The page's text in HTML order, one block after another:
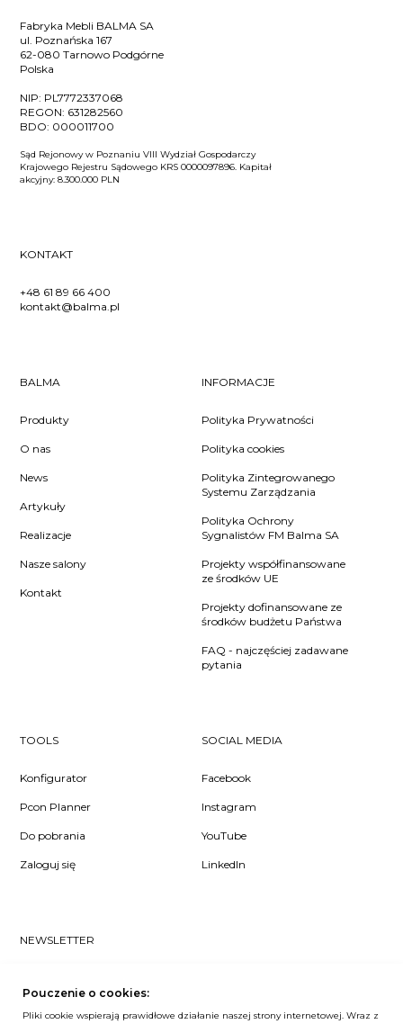
Fabryka Mebli BALMA SA
ul. Poznańska 167
62-080 Tarnowo Podgórne
Polska
NIP: PL7772337068
REGON: 631282560
BDO: 000011700
Sąd Rejonowy w Poznaniu VIII Wydział Gospodarczy
Krajowego Rejestru Sądowego KRS 0000097896. Kapitał
akcyjny: 8.300.000 PLN
KONTAKT
+48 61 89 66 400
kontakt@balma.pl
BALMA
Produkty
O nas
News
Artykuły
Realizacje
Nasze salony
Kontakt
INFORMACJE
Polityka Prywatności
Polityka cookies
Polityka Zintegrowanego
Systemu Zarządzania
Polityka Ochrony
Sygnalistów FM Balma SA
Projekty współfinansowane
ze środków UE
Projekty dofinansowane ze
środków budżetu Państwa
FAQ - najczęściej zadawane
pytania
TOOLS
Konfigurator
Pcon Planner
Do pobrania
Zaloguj się
SOCIAL MEDIA
Facebook
Instagram
YouTube
LinkedIn
NEWSLETTER
się do naszego #nospam newslettera!
ZAPISZ MNIE
Pouczenie o cookies:
Pliki cookie wspierają prawidłowe działanie naszej strony internetowej. Wraz z